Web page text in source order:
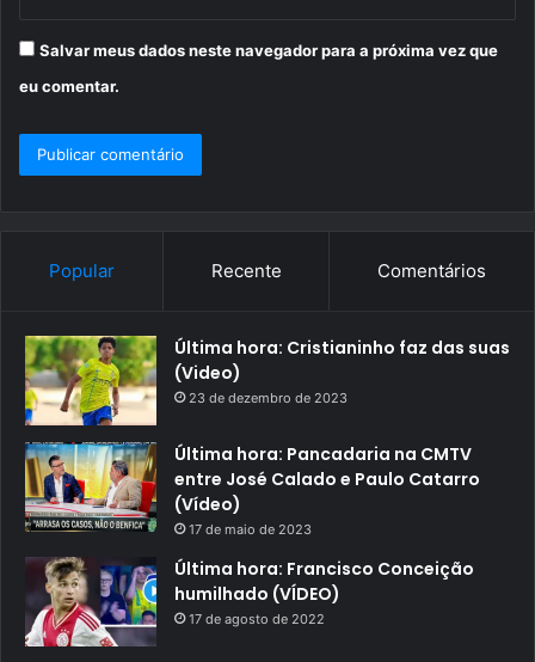
Salvar meus dados neste navegador para a próxima vez que
eu comentar.
Popular Recente Comentários
Última hora: Cristianinho faz das suas
(Video)
23 de dezembro de 2023
Última hora: Pancadaria na CMTV
entre José Calado e Paulo Catarro
(Vídeo)
17 de maio de 2023
Última hora: Francisco Conceição
humilhado (VÍDEO)
17 de agosto de 2022